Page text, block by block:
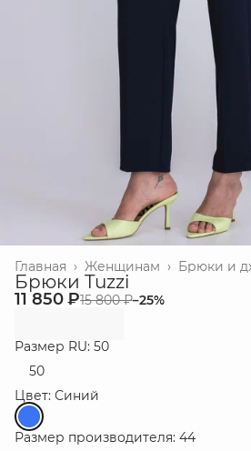
Брюки и
Женщинам ›
Главная ›
Брюки Tuzzi
11 850 ₽15 800 ₽−25%
Размер RU: 50
50
Цвет: Синий
Размер производителя: 44